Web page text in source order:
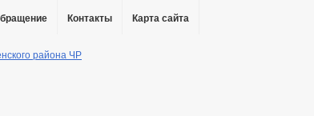
Контакты Карта сайта